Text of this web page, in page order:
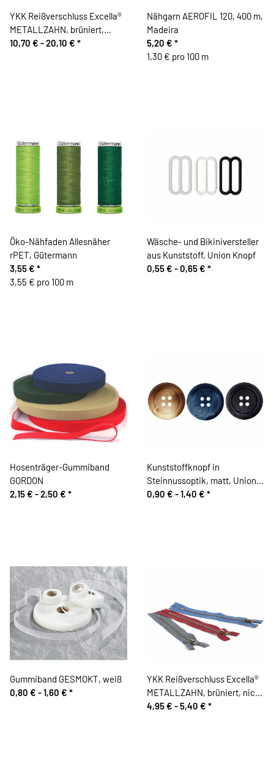
YKK Reißverschluss Excella®
METALLZAHN, brüniert,
teilbar
10,70 € -20,10 € *
Nähgarn AEROFIL 120, 400 m,
Madeira
5,20 € *
1,30 € pro 100 m
Öko-Nähfaden Allesnäher
rPET, Gütermann
3,55 € *
3,55 € pro 100 m
Wäsche- und Bikiniversteller
aus Kunststoff, Union Knopf
0,55 € -0,65 € *
Hosenträger-Gummiband
GORDON
2,15 € -2,50 € *
Kunststoffknopf in
Steinnussoptik, matt, Union
Knopf
0,90 € -1,40 € *
Gummiband GESMOKT, weiß
0,80 € -1,60 € *
YKK Reißverschluss Excella®
METALLZAHN, brüniert, nicht
teilbar
4,95 € -5,40 € *